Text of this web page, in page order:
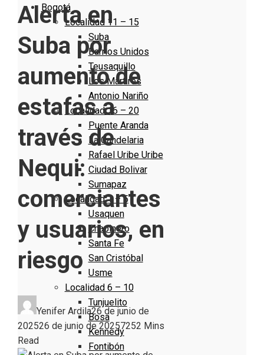
Bogotá
Localidad 11 – 15
Suba
Barrios Unidos
Teusaquillo
Los Mártires
Antonio Nariño
Localidad 16 – 20
Puente Aranda
La Candelaria
Rafael Uribe Uribe
Ciudad Bolivar
Sumapaz
Localidad 1 – 5
Usaquen
Chapinero
Santa Fe
San Cristóbal
Usme
Localidad 6 – 10
Tunjuelito
Bosa
Kennedy
Fontibón
Alerta en
Suba por
aumento de
estafas a
través de
Nequi:
comerciantes
y usuarios, en
riesgo
Yenifer Ardila26 de junio de
202526 de junio de 20257252 Mins
Read